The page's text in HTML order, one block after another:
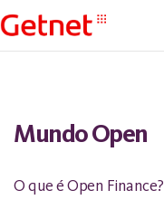
Mundo Open
O que é Open Finance?